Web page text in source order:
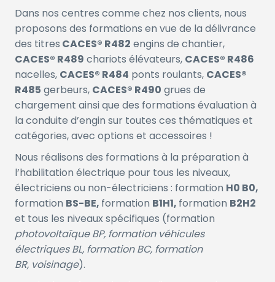
Dans nos centres comme chez nos clients, nous
proposons des formations en vue de la délivrance
des titres CACES® R482 engins de chantier,
CACES® R489 chariots élévateurs, CACES® R486
nacelles, CACES® R484 ponts roulants, CACES®
R485 gerbeurs, CACES® R490 grues de
chargement ainsi que des formations évaluation à
la conduite d’engin sur toutes ces thématiques et
catégories, avec options et accessoires !
Nous réalisons des formations à la préparation à
l’habilitation électrique pour tous les niveaux,
électriciens ou non-électriciens : formation H0 B0,
formation BS-BE, formation B1H1, formation B2H2
et tous les niveaux spécifiques (formation
photovoltaïque BP, formation véhicules
électriques BL, formation BC, formation
BR, voisinage).